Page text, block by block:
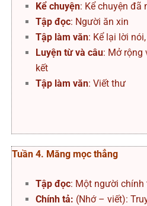
Kể chuyện: Kể chuyện đã
Tập đọc: Người ăn xin
Tập làm văn: Kể lại lời
Luyện từ và câu: Mở rộng
kết
Tập làm văn: Viết thư
Tuần 4. Măng mọc thẳng
Tập đọc: Một người chính
Chính tả: (Nhớ – viết):